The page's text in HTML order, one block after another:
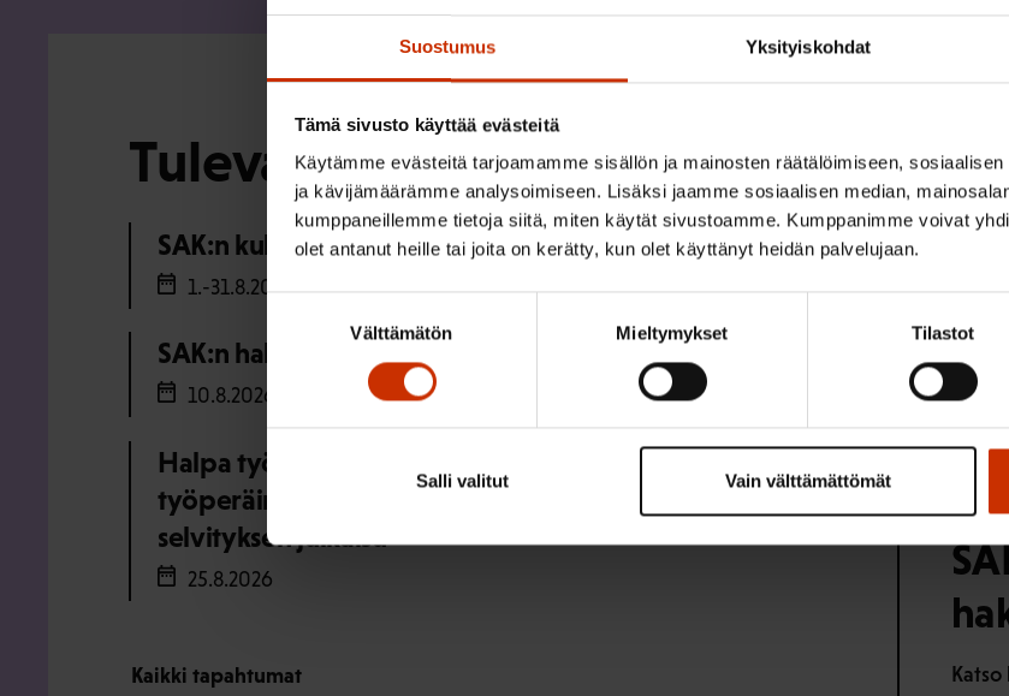
Suostumus Yksityiskohdat
Tämä sivusto käyttää evästeitä
Käytämme evästeitä tarjoamamme sisällön ja mainosten räätälöimiseen,
ja kävijämäärämme analysoimiseen. Lisäksi jaamme sosiaalisen median,
kumppaneillemme tietoja siitä, miten käytät sivustoamme. Kumppanimme voivat
olet antanut heille tai joita on kerätty, kun olet käyttänyt heidän palvelujaan.
Välttämätön Mieltymykset Tilastot
Vain välttämättömät
Salli valitut
Tulevat tapahtumat
SAK:n kulttuuriapurahojen haku vuodelle 2027
1.-31.8.2026
SAK:n hallituksen kokous elokuu 2026
10.8.2026
Halpa työ, kallis hinta: ulkomaisten työntekijöiden
työperäinen hyväksikäyttö ja sen kitkeminen -
selvityksen julkaisu
25.8.2026
Kaikki tapahtumat